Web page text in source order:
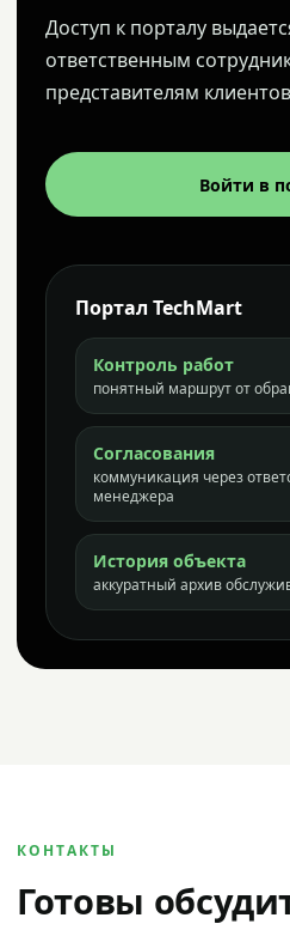
Доступ к порталу
ответственным
представителям
Войти в
Портал TechMart
Контроль работ
понятный маршрут от
Согласования
коммуникация через
менеджера
История объекта
аккуратный архив
КОНТАКТЫ
Готовы